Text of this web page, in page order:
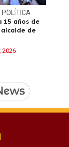
POLÍTICA
15 años de
de
2026